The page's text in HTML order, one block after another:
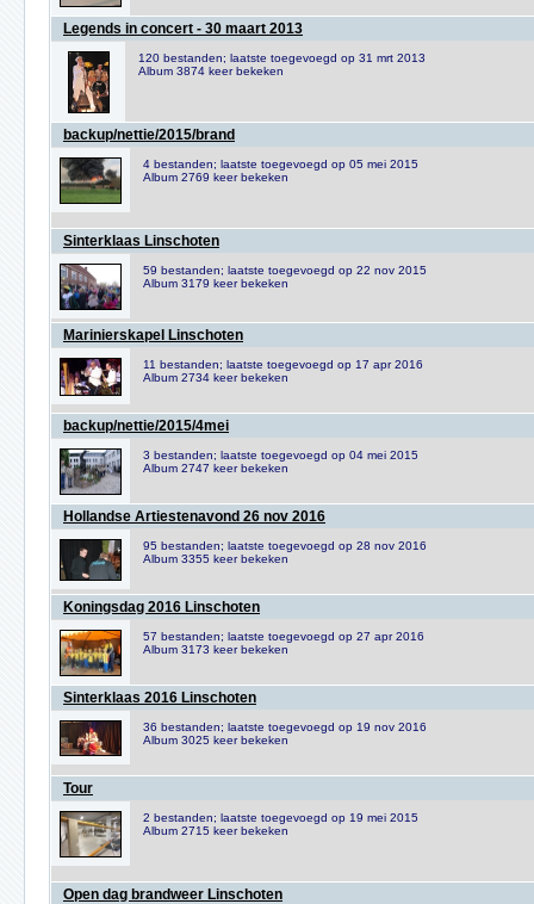
Legends in concert - 30 maart 2013
120 bestanden; laatste toegevoegd op 31 mrt 2013
Album 3874 keer bekeken
backup/nettie/2015/brand
4 bestanden; laatste toegevoegd op 05 mei 2015
Album 2769 keer bekeken
Sinterklaas Linschoten
59 bestanden; laatste toegevoegd op 22 nov 2015
Album 3179 keer bekeken
Marinierskapel Linschoten
11 bestanden; laatste toegevoegd op 17 apr 2016
Album 2734 keer bekeken
backup/nettie/2015/4mei
3 bestanden; laatste toegevoegd op 04 mei 2015
Album 2747 keer bekeken
Hollandse Artiestenavond 26 nov 2016
95 bestanden; laatste toegevoegd op 28 nov 2016
Album 3355 keer bekeken
Koningsdag 2016 Linschoten
57 bestanden; laatste toegevoegd op 27 apr 2016
Album 3173 keer bekeken
Sinterklaas 2016 Linschoten
36 bestanden; laatste toegevoegd op 19 nov 2016
Album 3025 keer bekeken
Tour
2 bestanden; laatste toegevoegd op 19 mei 2015
Album 2715 keer bekeken
Open dag brandweer Linschoten